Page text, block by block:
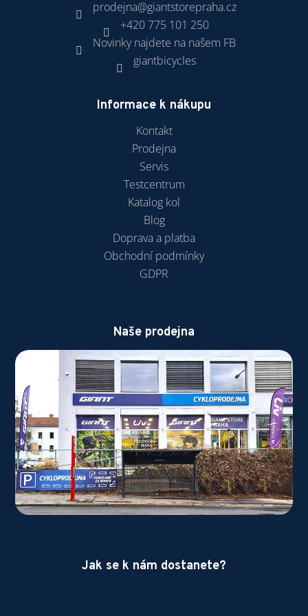
prodejna@giantstorepraha.cz
+420 775 101 250
Novinky najdete na našem FB
giantbicycles
Informace k nákupu
Kontakt
Prodejna
Servis
Testcentrum
Katalog kol
Blog
Doprava a platba
Obchodní podmínky
GDPR
Naše prodejna
Jak se k nám dostanete?